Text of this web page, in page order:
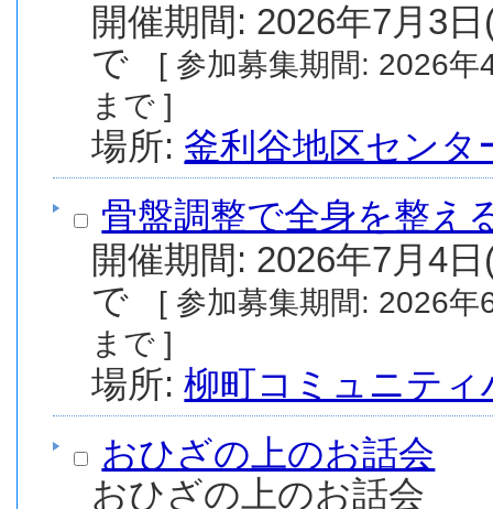
開催期間: 2026年7月3
[ 参加募集期間: 2026年4月15日(水) から 2026年6月25日(木)
まで ]
場所: 釜利谷地区センタ
骨盤調整で全身を整え
開催期間: 2026年7月4
[ 参加募集期間: 2026年6月11日(木) から 2026年6月18日(木)
まで ]
場所:柳町コミュニティ
おひざの上のお話会
おひざの上のお話会